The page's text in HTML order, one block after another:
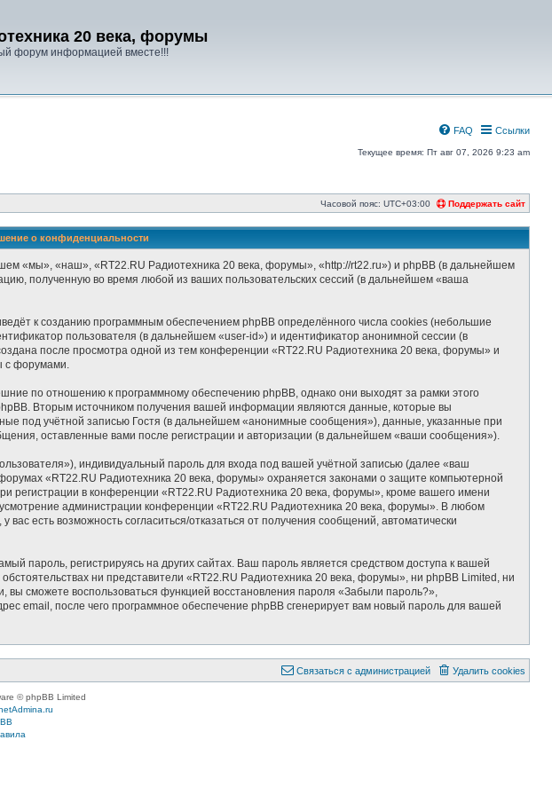
20 века, форумы
форум информацией вместе!!!
Ссылки
FAQ
Текущее время: Пт авг 07, 2026 9:23 am
Поддержать сайт
Часовой пояс: UTC+03:00
о конфиденциальности
«мы», «наш», «RT22.RU Радиотехника 20 века, форумы», «http://rt22.ru») и phpBB (в дальнейшем
полученную во время любой из ваших пользовательских сессий (в дальнейшем «ваша
к созданию программным обеспечением phpBB определённого числа cookies (небольшие
пользователя (в дальнейшем «user-id») и идентификатор анонимной сессии (в
после просмотра одной из тем конференции «RT22.RU Радиотехника 20 века, форумы» и
с форумами.
по отношению к программному обеспечению phpBB, однако они выходят за рамки этого
Вторым источником получения вашей информации являются данные, которые вы
под учётной записью Гостя (в дальнейшем «анонимные сообщения»), данные, указанные при
оставленные вами после регистрации и авторизации (в дальнейшем «ваши сообщения»).
индивидуальный пароль для входа под вашей учётной записью (далее «ваш
«RT22.RU Радиотехника 20 века, форумы» охраняется законами о защите компьютерной
в конференции «RT22.RU Радиотехника 20 века, форумы», кроме вашего имени
администрации конференции «RT22.RU Радиотехника 20 века, форумы». В любом
есть возможность согласиться/отказаться от получения сообщений, автоматически
пароль, регистрируясь на других сайтах. Ваш пароль является средством доступа к вашей
ни представители «RT22.RU Радиотехника 20 века, форумы», ни phpBB Limited, ни
вы сможете воспользоваться функцией восстановления пароля «Забыли пароль?»,
email, после чего программное обеспечение phpBB сгенерирует вам новый пароль для вашей
Удалить cookies
Связаться с администрацией
© phpBB Limited